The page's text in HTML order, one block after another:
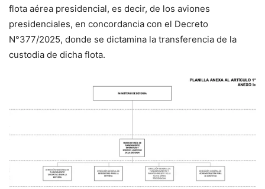
flota aérea presidencial, es decir, de los aviones
presidenciales, en concordancia con el Decreto
N°377/2025, donde se dictamina la transferencia de la
custodia de dicha flota.